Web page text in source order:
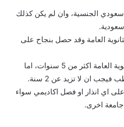
الجنسية، وان لم يكن كذلك
العامة وقد حصل بنجاح على
لم يمر على استلام شهادة الثانوية العامة اكثر من 5 سنوات، اما
ان لا تزيد عن 2 سنة.
اي انذار او فصل اكاديمي سواء
اخرى.